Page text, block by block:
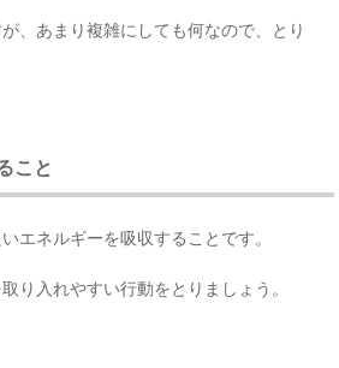
、あまり複雑にしても何なので、とり
こと
エネルギーを吸収することです。
り入れやすい行動をとりましょう。